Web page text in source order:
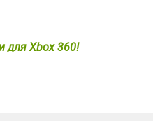
для Xbox 360!